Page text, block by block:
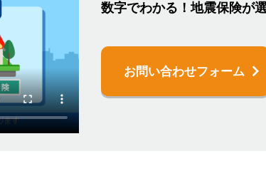
数字でわかる！地震保険が
お問い合わせフォーム